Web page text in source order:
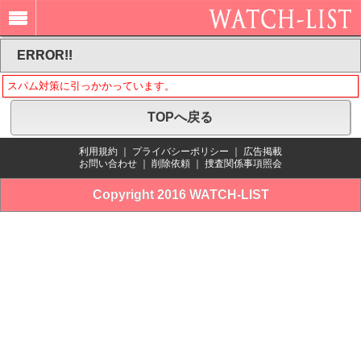
ERROR!!
スパム対策に引っかかっています。
TOPへ戻る
利用規約 プライバシーポリシー
広告掲載
お問い合わせ
削除依頼 捜査関係事項照会
Copyright 2016 WATCH-LIST